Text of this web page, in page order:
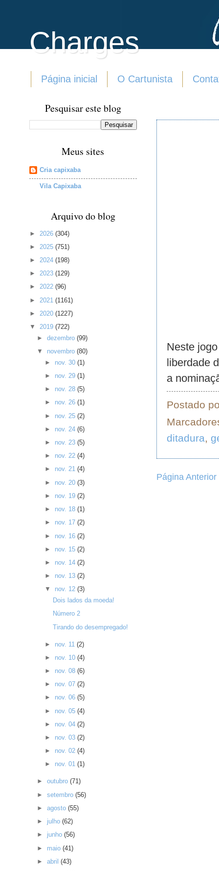
Charges
Página inicial O Cartunista
Neste
liberdade
a
Postado
ditadura,
Página Anterior
Pesquisar este blog
Meus sites
Cria capixaba
Vila Capixaba
Arquivo do blog
► 2026 (304)
► 2025 (751)
► 2024 (198)
► 2023 (129)
► 2022 (96)
► 2021 (1161)
► 2020 (1227)
▼ 2019 (722)
►dezembro(99)
▼ novembro(80)
► nov. 30 (1)
► nov. 29 (1)
► nov. 28 (5)
► nov. 26 (1)
► nov. 25 (2)
► nov. 24 (6)
► nov. 23 (5)
► nov. 22 (4)
► nov. 21 (4)
► nov. 20 (3)
► nov. 19 (2)
► nov. 18 (1)
► nov. 17 (2)
► nov. 16 (2)
► nov. 15 (2)
► nov. 14 (2)
► nov. 13 (2)
▼ nov. 12 (3)
Dois lados da moeda!
Número 2
Tirando do desempregado!
► nov. 11 (2)
► nov. 10 (4)
► nov. 08 (6)
► nov. 07 (2)
► nov. 06 (5)
► nov. 05 (4)
► nov. 04 (2)
► nov. 03 (2)
► nov. 02 (4)
► nov. 01 (1)
►outubro(71)
►setembro(56)
►agosto(55)
► julho(62)
► junho(56)
► maio(41)
►abril(43)